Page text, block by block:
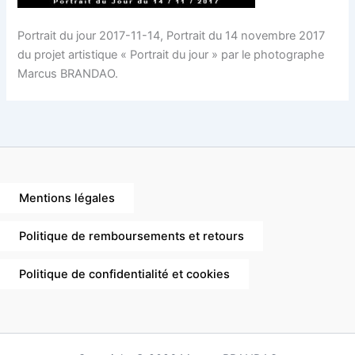
Portrait du jour 2017-11-14, Portrait du 14 novembre 2017
du projet artistique « Portrait du jour » par le photographe
Marcus BRANDAO.
Mentions légales
Politique de remboursements et retours
Politique de confidentialité et cookies